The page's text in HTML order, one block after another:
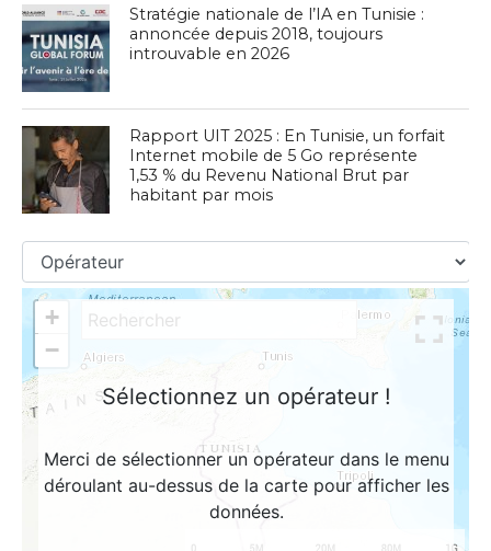
Stratégie nationale de l’IA en Tunisie :
annoncée depuis 2018, toujours
introuvable en 2026
Rapport UIT 2025 : En Tunisie, un forfait
Internet mobile de 5 Go représente
1,53 % du Revenu National Brut par
habitant par mois